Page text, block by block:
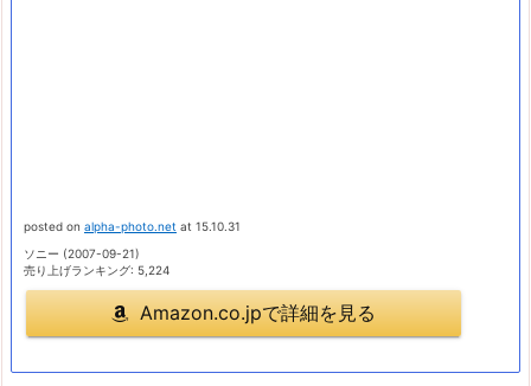
posted on alpha-photo.net at 15.10.31
ソニー (2007-09-21)
売り上げランキング: 5,224
Amazon.co.jpで詳細を見る